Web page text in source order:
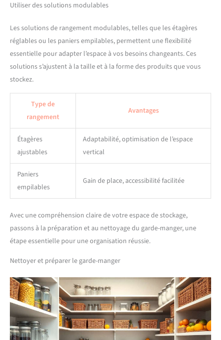
Utiliser des solutions modulables
Les solutions de rangement modulables, telles que les étagères
réglables ou les paniers empilables, permettent une flexibilité
essentielle pour adapter l’espace à vos besoins changeants. Ces
solutions s’ajustent à la taille et à la forme des produits que vous
stockez.
Type de
rangement
Avantages
Étagères
ajustables
Adaptabilité, optimisation de l’espace
vertical
Paniers
empilables
Gain de place, accessibilité facilitée
Avec une compréhension claire de votre espace de stockage,
passons à la préparation et au nettoyage du garde-manger, une
étape essentielle pour une organisation réussie.
Nettoyer et préparer le garde-manger